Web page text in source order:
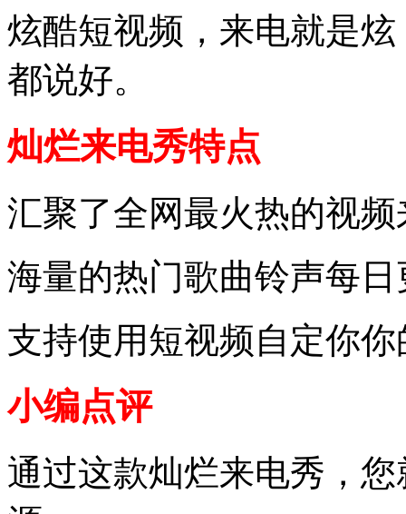
炫酷短视频，来电就是
都说好。
灿烂来电秀特点
汇聚了全网最火热的视
海量的热门歌曲铃声每
支持使用短视频自定你
小编点评
通过这款灿烂来电秀，